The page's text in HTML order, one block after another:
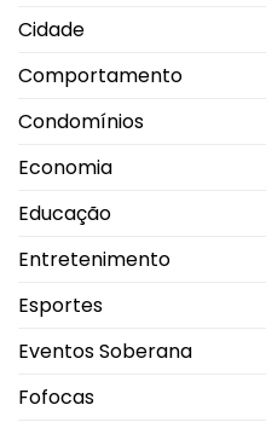
Cidade
Comportamento
Condomínios
Economia
Educação
Entretenimento
Esportes
Eventos Soberana
Fofocas